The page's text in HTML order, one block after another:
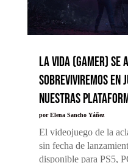
La vida (gamer) se
sobreviviremos en
nuestras
porElena Sancho Yáñez
El videojuego de la
sin fecha de
disponible para PS5,